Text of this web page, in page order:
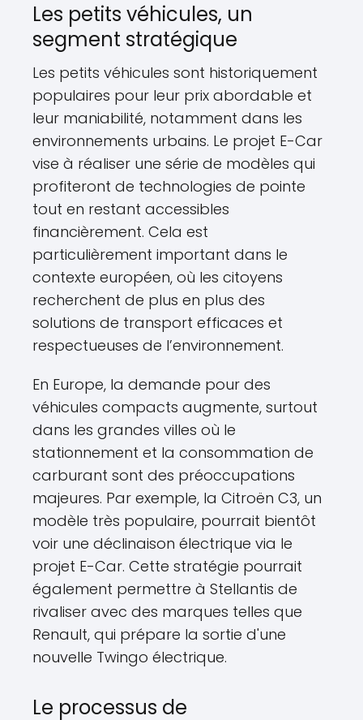
Les petits véhicules, un
segment stratégique
Les petits véhicules sont historiquement
populaires pour leur prix abordable et
leur maniabilité, notamment dans les
environnements urbains. Le projet E-Car
vise à réaliser une série de modèles qui
profiteront de technologies de pointe
tout en restant accessibles
financièrement. Cela est
particulièrement important dans le
contexte européen, où les citoyens
recherchent de plus en plus des
solutions de transport efficaces et
respectueuses de l’environnement.
En Europe, la demande pour des
véhicules compacts augmente, surtout
dans les grandes villes où le
stationnement et la consommation de
carburant sont des préoccupations
majeures. Par exemple, la Citroën C3, un
modèle très populaire, pourrait bientôt
voir une déclinaison électrique via le
projet E-Car. Cette stratégie pourrait
également permettre à Stellantis de
rivaliser avec des marques telles que
Renault, qui prépare la sortie d'une
nouvelle Twingo électrique.
Le processus de